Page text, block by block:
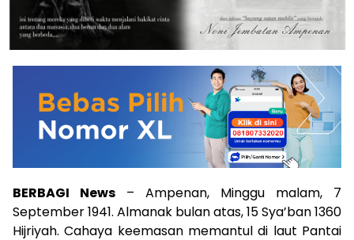
BERBAGI News – Ampenan, Minggu malam, 7
September 1941. Almanak bulan atas, 15 Sya’ban 1360
Hijriyah. Cahaya keemasan memantul di laut Pantai